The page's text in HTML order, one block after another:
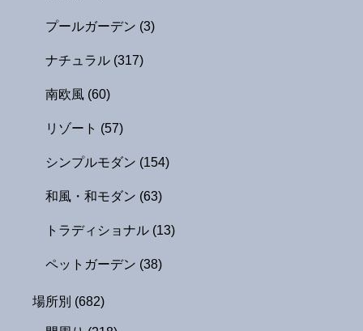
プールガーデン (3)
ナチュラル (317)
南欧風 (60)
リゾート (57)
シンプルモダン (154)
和風・和モダン (63)
トラディショナル (13)
ペットガーデン (38)
場所別 (682)